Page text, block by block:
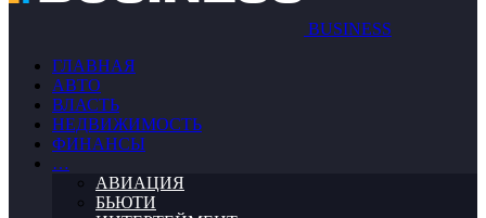
BUSINESS
ГЛАВНАЯ
АВТО
ВЛАСТЬ
НЕДВИЖИМОСТЬ
ФИНАНСЫ
…
АВИАЦИЯ
БЬЮТИ